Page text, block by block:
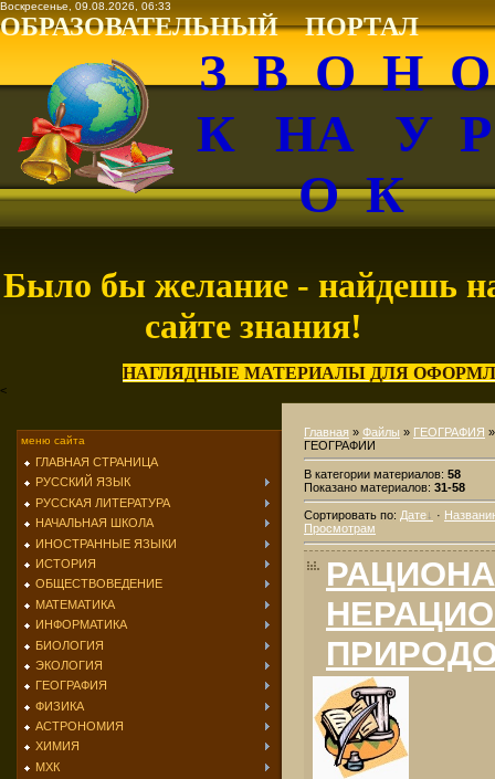
Воскресенье, 09.08.2026, 06:33
ОБРАЗОВАТЕЛЬНЫЙ ПОРТАЛ
З В О Н
К НА У
О К
Было бы желание - найдешь
сайте знания!
НАГЛЯДНЫЕ МАТЕРИАЛЫ ДЛЯ
<
меню сайта
ГЛАВНАЯ СТРАНИЦА
РУССКИЙ ЯЗЫК
РУССКАЯ ЛИТЕРАТУРА
НАЧАЛЬНАЯ ШКОЛА
ИНОСТРАННЫЕ ЯЗЫКИ
ИСТОРИЯ
ОБЩЕСТВОВЕДЕНИЕ
МАТЕМАТИКА
ИНФОРМАТИКА
БИОЛОГИЯ
ЭКОЛОГИЯ
ГЕОГРАФИЯ
ФИЗИКА
АСТРОНОМИЯ
ХИМИЯ
МХК
Главная » Файлы » ГЕОГРАФИЯ
ГЕОГРАФИИ
В категории материалов: 58
Показано материалов: 31-58
Сортировать по: Дате ·
Просмотрам